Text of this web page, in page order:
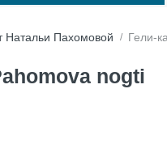
Натальи Пахомовой Гели-
nogti